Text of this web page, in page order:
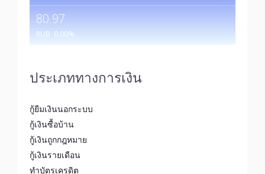
80.97
RUB 0.00%
ประเภททางการเงิน
กู้ยืมเงินนอกระบบ
กู้เงินซื้อบ้าน
กู้เงินถูกกฎหมาย
กู้เงินรายเดือน
ทำบัตรเครดิต